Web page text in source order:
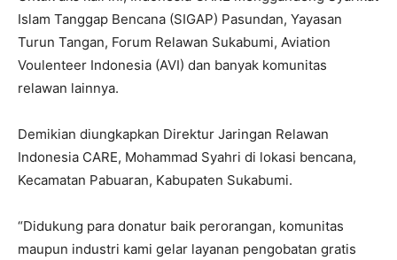
Islam Tanggap Bencana (SIGAP) Pasundan, Yayasan
Turun Tangan, Forum Relawan Sukabumi, Aviation
Voulenteer Indonesia (AVI) dan banyak komunitas
relawan lainnya.
Demikian diungkapkan Direktur Jaringan Relawan
Indonesia CARE, Mohammad Syahri di lokasi bencana,
Kecamatan Pabuaran, Kabupaten Sukabumi.
“Didukung para donatur baik perorangan, komunitas
maupun industri kami gelar layanan pengobatan gratis